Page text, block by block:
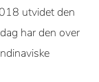
utvidet den
har den over